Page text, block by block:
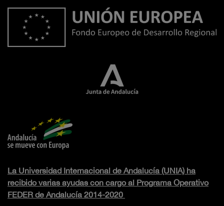
La Universidad Internacional de Andalucía (UNIA) ha
recibido varias ayudas con cargo al Programa Operativo
FEDER de Andalucía 2014-2020